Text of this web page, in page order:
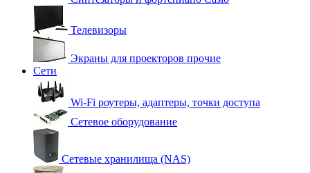
Телевизоры
Экраны для проекторов прочие
Сети
Wi-Fi роутеры, адаптеры, точки доступа
Сетевое оборудование
Сетевые хранилища (NAS)